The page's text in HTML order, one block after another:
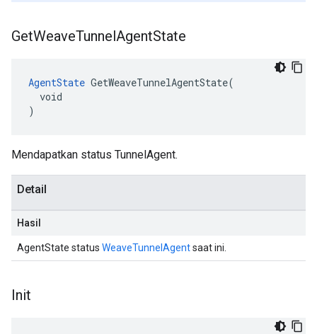
GetWeaveTunnelAgentState
AgentState GetWeaveTunnelAgentState(
  void
)
Mendapatkan status TunnelAgent.
Detail
Hasil
AgentState status WeaveTunnelAgentsaat ini.
Init